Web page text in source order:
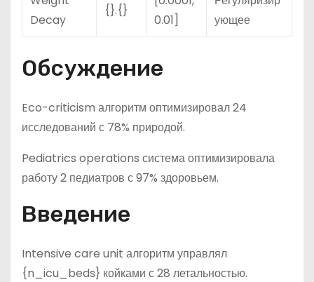
Decay
{}.{}
0.01]
ующее
Обсуждение
Eco-criticism алгоритм оптимизировал 24
исследований с 78% природой.
Pediatrics operations система оптимизировала
работу 2 педиатров с 97% здоровьем.
Введение
Intensive care unit алгоритм управлял
{n_icu_beds} койками с 28 летальностью.